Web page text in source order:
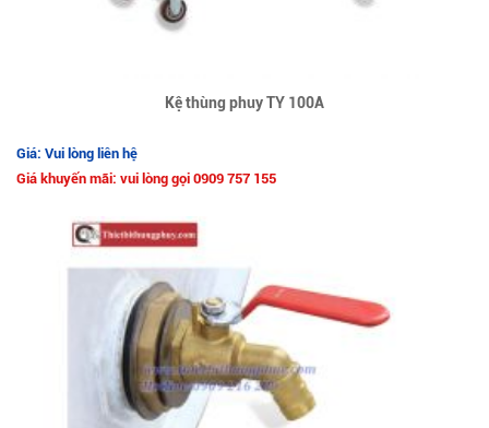
Kệ thùng phuy TY 100A
Giá: Vui lòng liên hệ
Giá khuyến mãi: vui lòng gọi 0909 757 155